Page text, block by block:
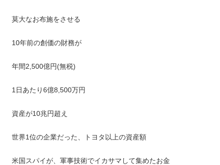
莫大なお布施をさせる
10年前の創価の財務が
年間2,500億円(無税)
1日あたり6億8,500万円
資産が10兆円超え
世界1位の企業だった、トヨタ以上の資産額
米国スパイが、軍事技術でイカサマして集めたお金